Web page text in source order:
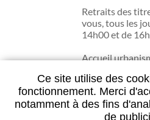
Ce site utilise des
fonctionnement. Merci
notamment à des fins
de
Retraits des
vous, tous les
14h00 et de
Accueil
17h30.